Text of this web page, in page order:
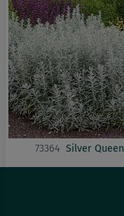
73364 Silver Queen